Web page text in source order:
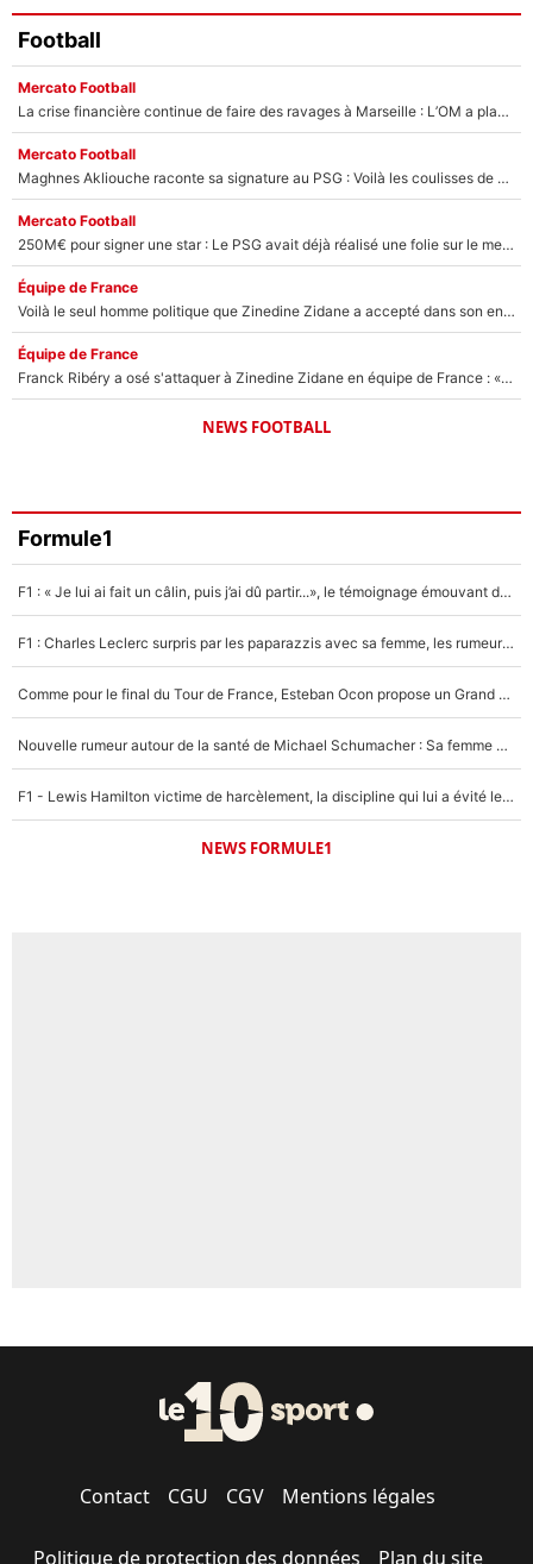
Football
Mercato Football
La crise financière continue de faire des ravages à Marseille : L’OM a placé 12 joueurs sur le marché des transferts… et ça pourrait lui rapporter près de 100M€ !
Mercato Football
Maghnes Akliouche raconte sa signature au PSG : Voilà les coulisses de son transfert de rêve à 50M€
Mercato Football
250M€ pour signer une star : Le PSG avait déjà réalisé une folie sur le mercato bien avant Neymar !
Équipe de France
Voilà le seul homme politique que Zinedine Zidane a accepté dans son entourage : «Je garde un très bon souvenir de lui»
Équipe de France
Franck Ribéry a osé s'attaquer à Zinedine Zidane en équipe de France : «Je n'aurais jamais fait ça»
NEWS FOOTBALL
Formule1
F1 : « Je lui ai fait un câlin, puis j’ai dû partir...», le témoignage émouvant de Max Verstappen sur sa fille
F1 : Charles Leclerc surpris par les paparazzis avec sa femme, les rumeurs étaient vraies !
Comme pour le final du Tour de France, Esteban Ocon propose un Grand Prix de Formule 1 à Paris : «Autour de l’Arc de Triomphe, ce serait génial» !
Nouvelle rumeur autour de la santé de Michael Schumacher : Sa femme Corinna sort du silence
F1 - Lewis Hamilton victime de harcèlement, la discipline qui lui a évité le pire : «J'aurais probablement mal tourné»
NEWS FORMULE1
Contact CGU CGV Mentions légales
Politique de protection des données Plan du site